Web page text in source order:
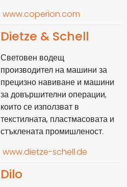
www.coperion.com
Dietze & Schell
Световен водещ
производител на машини за
прецизно навиване и машини
за довършителни операции,
които се използват в
текстилната, пластмасовата и
стъклената промишленост.
www.dietze-schell.de
Dilo